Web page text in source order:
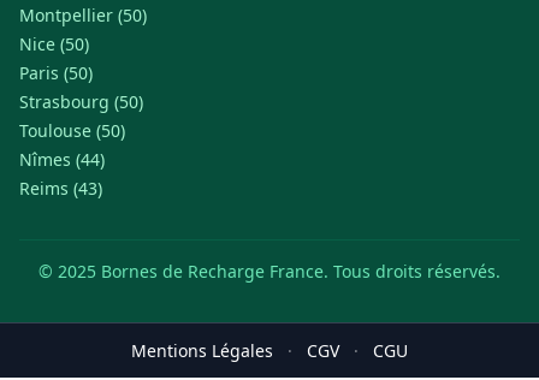
Montpellier (50)
Nice (50)
Paris (50)
Strasbourg (50)
Toulouse (50)
Nîmes (44)
Reims (43)
© 2025 Bornes de Recharge France. Tous droits réservés.
Mentions Légales · CGV · CGU